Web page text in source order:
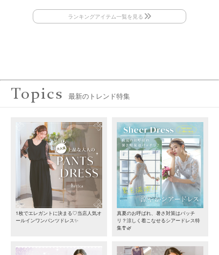
Topics 最新のトレンド特集
1枚でエレガントに決まる♡当店人気オ
ールインワンパンツドレス✨
真夏のお呼ばれ、暑さ対策はバッチ
リ？涼しく着こなせるシアードレス特
集🎐🌿